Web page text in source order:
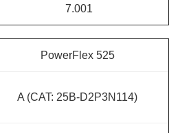
7.001
PowerFlex 525
A (CAT: 25B-D2P3N114)